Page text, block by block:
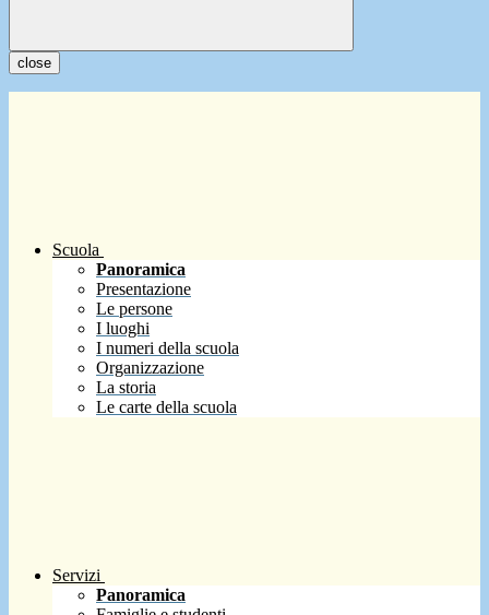
close
Scuola
Panoramica
Presentazione
Le persone
I luoghi
I numeri della scuola
Organizzazione
La storia
Le carte della scuola
Servizi
Panoramica